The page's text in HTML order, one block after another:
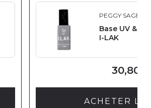
PEGGY SAGE
Base UV &
I-LAK
30,80
ACHETER LE